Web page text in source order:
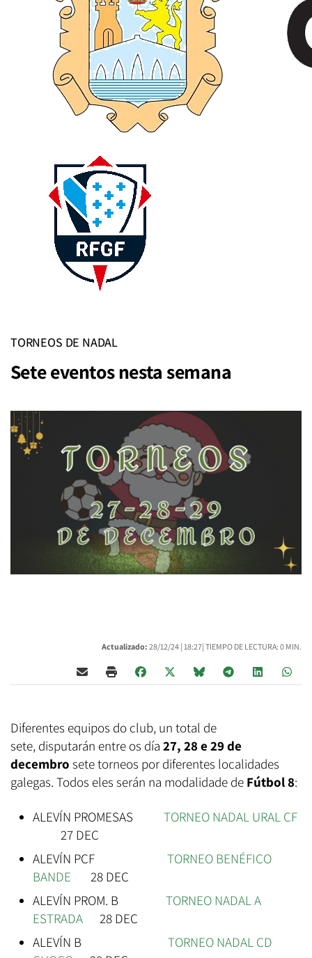
TORNEOS DE NADAL
Sete eventos nesta semana
Actualizado: 28/12/24 | 18:27| TIEMPO DE LECTURA: 0 MIN.
Diferentes equipos do club, un total de
sete, disputarán entre os día 27, 28 e 29 de
decembro sete torneos por diferentes localidades
galegas. Todos eles serán na modalidade de Fútbol 8:
ALEVÍN PROMESAS TORNEO NADAL URAL CF
27 DEC
ALEVÍN PCF TORNEO BENÉFICO
BANDE 28 DEC
ALEVÍN PROM. B TORNEO NADAL A
ESTRADA 28 DEC
ALEVÍN B TORNEO NADAL CD